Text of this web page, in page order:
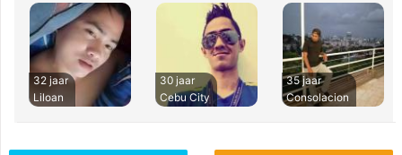
32 jaar
Liloan
30 jaar
Cebu City
35 jaar
Consolacion